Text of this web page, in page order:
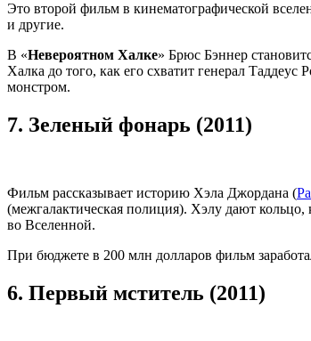
Это второй фильм в кинематографической
и другие.
В «Невероятном Халке» Брюс Бэннер
Халка до того, как его схватит генерал
монстром.
7. Зеленый фонарь (2011)
Фильм рассказывает историю Хэла Джордана (
(межгалактическая полиция). Хэлу дают
во Вселенной.
При бюджете в 200 млн долларов фильм
6. Первый мститель (2011)